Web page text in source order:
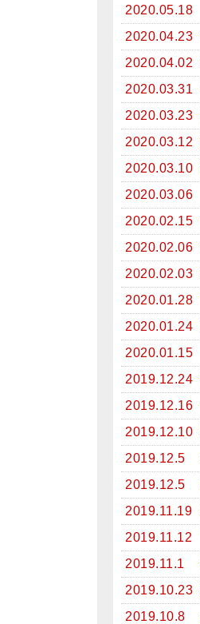
2020.05.18
2020.04.23
2020.04.02
2020.03.31
2020.03.23
2020.03.12
2020.03.10
2020.03.06
2020.02.15
2020.02.06
2020.02.03
2020.01.28
2020.01.24
2020.01.15
2019.12.24
2019.12.16
2019.12.10
2019.12.5
2019.12.5
2019.11.19
2019.11.12
2019.11.1
2019.10.23
2019.10.8